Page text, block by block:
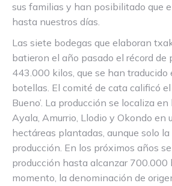
sus familias y han posibilitado que
hasta nuestros días.
Las siete bodegas que elaboran
batieron el año pasado el récord de
443.000 kilos, que se han
botellas. El comité de cata calificó el
Bueno’. La producción se localiza
Ayala, Amurrio, Llodio y Okondo en
hectáreas plantadas, aunque solo
producción. En los próximos años
producción hasta alcanzar 700.000
momento, la denominación de